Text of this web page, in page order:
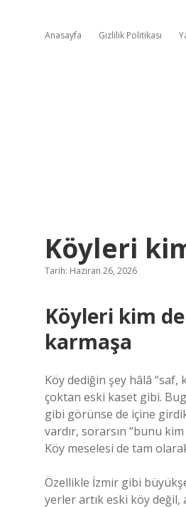
Anasayfa Gizlilik Politikası
Köyleri
Tarih: Haziran 26, 2026
Köyleri kim
karmaşa
Köy dediğin şey hâlâ
çoktan eski kaset gibi.
gibi görünse de içine
vardır, sorarsın “bunu
Köy meselesi de tam
Özellikle İzmir gibi
yerler artık eski köy